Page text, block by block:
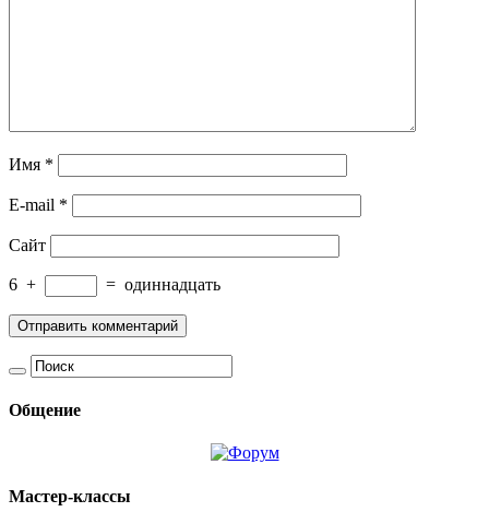
Имя *
E-mail *
Сайт
6 + = одиннадцать
Общение
Мастер-классы